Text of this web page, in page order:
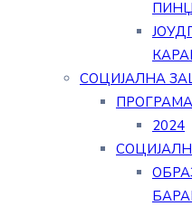
СОЦИЈАЛНА
ПРОГРАМА
2024